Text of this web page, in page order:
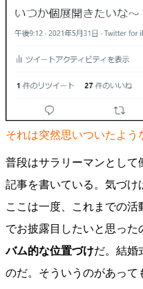
それは突然思いついたよう
普段はサラリーマンとし
記事を書いている。気づけ
ここは一度、これまでの
でお披露目したいと思った
バム的な位置づけだ。結婚
のだ。そういうのがあって